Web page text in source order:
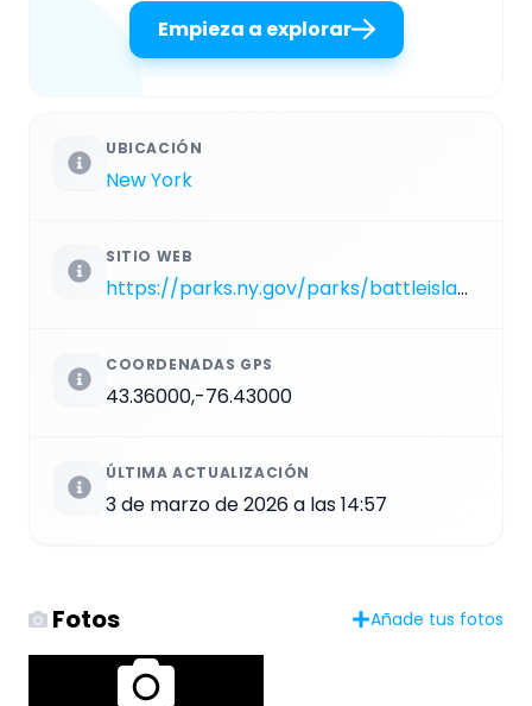
Empieza a explorar
UBICACIÓN
New York
SITIO WEB
https://parks.ny.gov/parks/battleisland/details.aspx
COORDENADAS GPS
43.36000,-76.43000
ÚLTIMA ACTUALIZACIÓN
3 de marzo de 2026 a las 14:57
Fotos Añade tus fotos